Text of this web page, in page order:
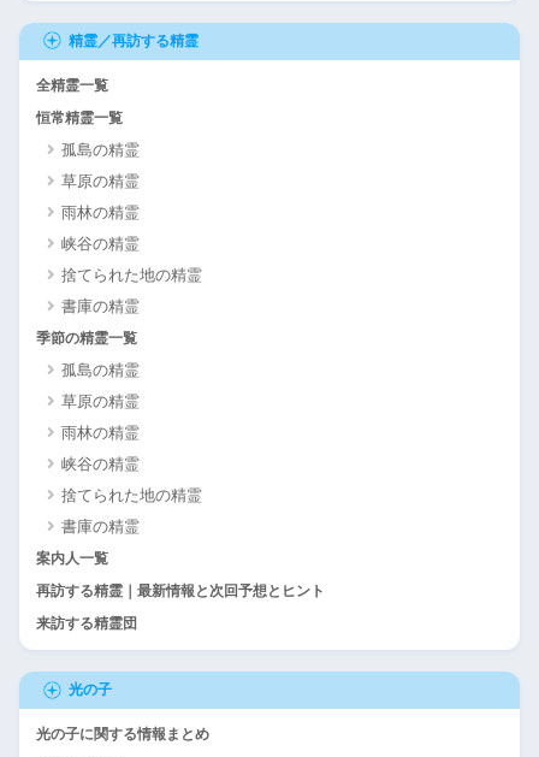
精霊／再訪する精霊
全精霊一覧
恒常精霊一覧
孤島の精霊
草原の精霊
雨林の精霊
峡谷の精霊
捨てられた地の精霊
書庫の精霊
季節の精霊一覧
孤島の精霊
草原の精霊
雨林の精霊
峡谷の精霊
捨てられた地の精霊
書庫の精霊
案内人一覧
再訪する精霊｜最新情報と次回予想とヒント
来訪する精霊団
光の子
光の子に関する情報まとめ